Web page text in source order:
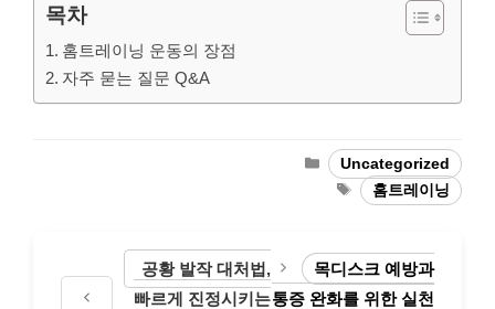
목차
홈트레이닝 운동의 장점
자주 묻는 질문 Q&A
Categories
Uncategorized
Tags홈트레이닝
공황 발작 대처법,
빠르게 진정시키는
목디스크 예방과
통증 완화를 위한 실천